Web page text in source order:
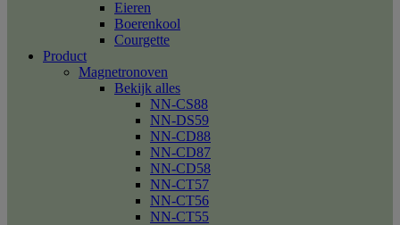
Eieren
Boerenkool
Courgette
Product
Magnetronoven
Bekijk alles
NN-CS88
NN-DS59
NN-CD88
NN-CD87
NN-CD58
NN-CT57
NN-CT56
NN-CT55